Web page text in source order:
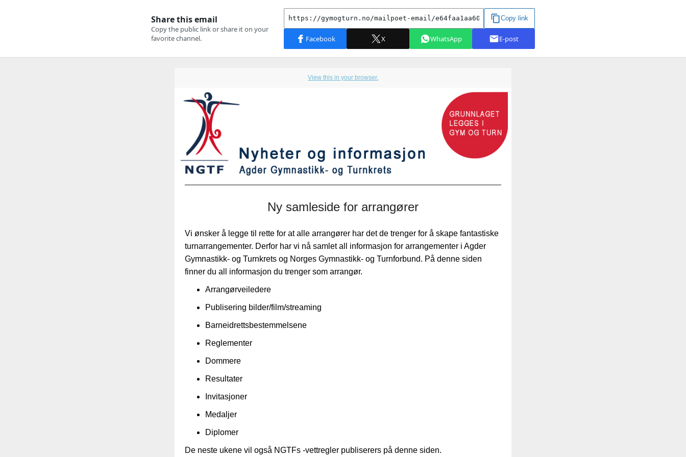
View this in your browser.
Ny samleside for arrangører
Vi ønsker å legge til rette for at alle arrangører har det de trenger for å skape fantastiske
turnarrangementer. Derfor har vi nå samlet all informasjon for arrangementer i Agder
Gymnastikk- og Turnkrets og Norges Gymnastikk- og Turnforbund. På denne siden
finner du all informasjon du trenger som arrangør.
Arrangørveiledere
Publisering bilder/film/streaming
Barneidrettsbestemmelsene
Reglementer
Dommere
Resultater
Invitasjoner
Medaljer
Diplomer
De neste ukene vil også NGTFs -vettregler publiserers på denne siden.